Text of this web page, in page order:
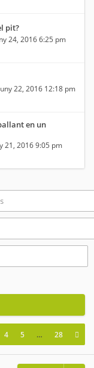
pit?
24, 2016 6:25 pm
22, 2016 12:18 pm
en un
21, 2016 9:05 pm
4 5 … 28